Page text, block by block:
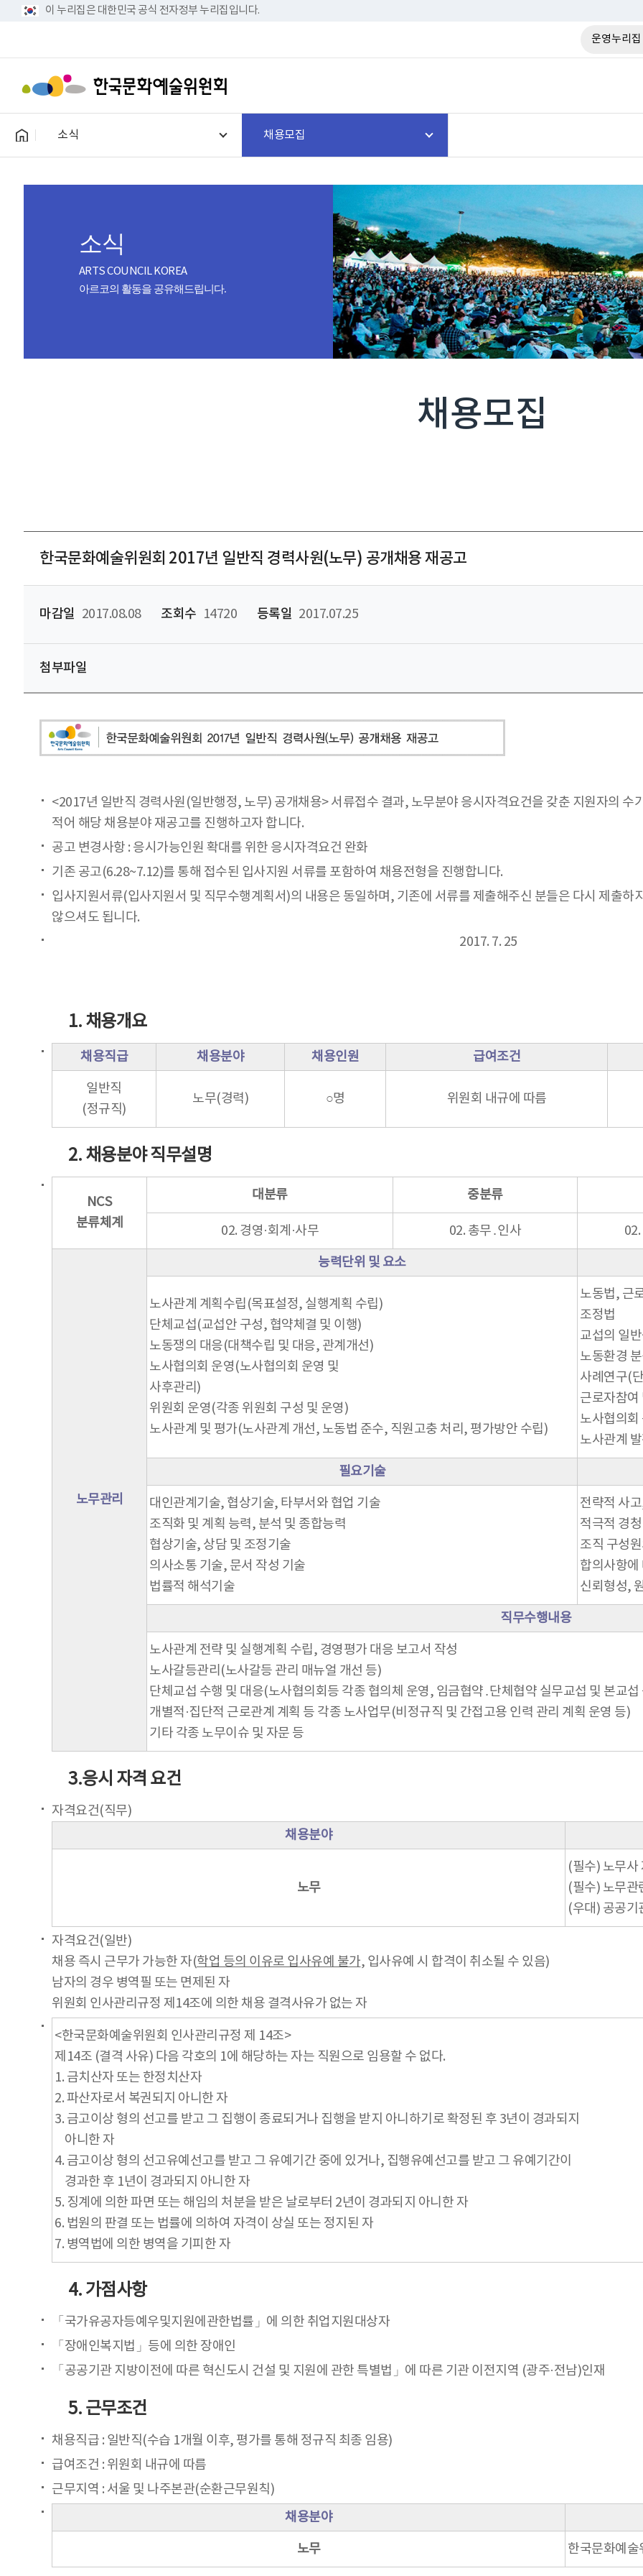
이 누리집은 대한민국 공식 전자정부 누리집입니다.
운영누리집
소식 채용모집
소식
ARTS COUNCIL KOREA
아르코의 활동을 공유해드립니다.
채용모집
한국문화예술위원회 2017년 일반직 경력사원(노무) 공개채용 재공고
마감일 2017.08.08 조회수 14720 등록일 2017.07.25
첨부파일
<2017년 일반직 경력사원(일반행정, 노무) 공개채용> 서류접수 결과, 노무분야 응시자격요건을 갖춘 지원자의 수
적어 해당 채용분야 재공고를 진행하고자 합니다.
공고 변경사항 : 응시가능인원 확대를 위한 응시자격요건 완화
기존 공고(6.28~7.12)를 통해 접수된 입사지원 서류를 포함하여 채용전형을 진행합니다.
입사지원서류(입사지원서 및 직무수행계획서)의 내용은 동일하며, 기존에 서류를 제출해주신 분들은 다시 제출하
않으셔도 됩니다.
2017. 7. 25
1. 채용개요
채용직급 채용분야 채용인원 급여조건
일반직
(정규직)
노무(경력) ○명 위원회 내규에 따름
2. 채용분야 직무설명
NCS
분류체계
대분류 중분류
02. 경영·회계·사무 02. 총무․인사
노무관리
능력단위 및 요소
노사관계 계획수립(목표설정, 실행계획 수립)
단체교섭(교섭안 구성, 협약체결 및 이행)
노동쟁의 대응(대책수립 및 대응, 관계개선)
노사협의회 운영(노사협의회 운영 및
사후관리)
위원회 운영(각종 위원회 구성 및 운영)
노사관계 및 평가(노사관계 개선, 노동법 준수, 직원고충 처리, 평가방안 수립)
노동법, 근
조정법
교섭의 일
노동환경
사례연구(
근로자참여
노사협의
노사관계
필요기술
대인관계기술, 협상기술, 타부서와 협업 기술
조직화 및 계획 능력, 분석 및 종합능력
협상기술, 상담 및 조정기술
의사소통 기술, 문서 작성 기술
법률적 해석기술
전략적 사
적극적 경
조직 구성
합의사항에
신뢰형성,
직무수행내용
노사관계 전략 및 실행계획 수립, 경영평가 대응 보고서 작성
노사갈등관리(노사갈등 관리 매뉴얼 개선 등)
단체교섭 수행 및 대응(노사협의회등 각종 협의체 운영, 임금협약․단체협약 실무교섭 및 본교섭
개별적·집단적 근로관계 계획 등 각종 노사업무(비정규직 및 간접고용 인력 관리 계획 운영 등)
기타 각종 노무이슈 및 자문 등
3.응시 자격 요건
자격요건(직무)
채용분야
노무
(필수) 노무사
(필수) 노무관
(우대) 공공기
자격요건(일반)
채용 즉시 근무가 가능한 자(학업 등의 이유로 입사유예 불가, 입사유예 시 합격이 취소될 수 있음)
남자의 경우 병역필 또는 면제된 자
위원회 인사관리규정 제14조에 의한 채용 결격사유가 없는 자
<한국문화예술위원회 인사관리규정 제 14조>
제14조 (결격 사유) 다음 각호의 1에 해당하는 자는 직원으로 임용할 수 없다.
1. 금치산자 또는 한정치산자
2. 파산자로서 복권되지 아니한 자
3. 금고이상 형의 선고를 받고 그 집행이 종료되거나 집행을 받지 아니하기로 확정된 후 3년이 경과되지
아니한 자
4. 금고이상 형의 선고유예선고를 받고 그 유예기간 중에 있거나, 집행유예선고를 받고 그 유예기간이
경과한 후 1년이 경과되지 아니한 자
5. 징계에 의한 파면 또는 해임의 처분을 받은 날로부터 2년이 경과되지 아니한 자
6. 법원의 판결 또는 법률에 의하여 자격이 상실 또는 정지된 자
7. 병역법에 의한 병역을 기피한 자
4. 가점사항
「국가유공자등예우및지원에관한법률」에 의한 취업지원대상자
「장애인복지법」등에 의한 장애인
「공공기관 지방이전에 따른 혁신도시 건설 및 지원에 관한 특별법」에 따른 기관 이전지역 (광주·전남)인재
5. 근무조건
채용직급 : 일반직(수습 1개월 이후, 평가를 통해 정규직 최종 임용)
급여조건 : 위원회 내규에 따름
근무지역 : 서울 및 나주본관(순환근무원칙)
채용분야
노무 한국문화예